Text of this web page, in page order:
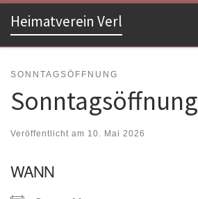
Zum Inhalt springen
Heimatverein Verl
SONNTAGSÖFFNUNG
Sonntagsöffnung
Veröffentlicht am 10. Mai 2026
WANN